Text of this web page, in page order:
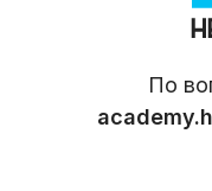
По